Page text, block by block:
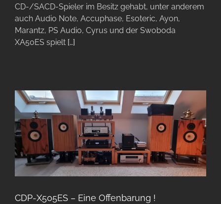
CD-/SACD-Spieler im Besitz gehabt, unter anderem
auch Audio Note, Accuphase, Esoteric, Ayon,
Marantz, PS Audio, Cyrus und der Swoboda
XA50ES spielt […]
CDP-X505ES – Eine Offenbarung !